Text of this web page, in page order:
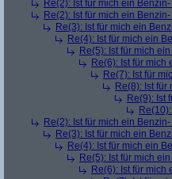
Re(2): Ist für mich ein
Re(2): Ist für mich ein
Re(3): Ist für mich ein
Re(4): Ist für mich ein
Re(5): Ist für mich
Re(6): Ist für
Re(7): Ist für
Re(8): Ist
Re(9): Ist
Re(2): Ist für mich ein
Re(3): Ist für mich ein
Re(4): Ist für mich ein
Re(5): Ist für mich
Re(6): Ist für